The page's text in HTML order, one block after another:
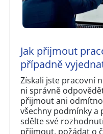
Jak přijmout
případně
Získali jste pracovní
ni správně
přijmout ani
všechny podmínky a
sdělte své
přijmout, požádat o